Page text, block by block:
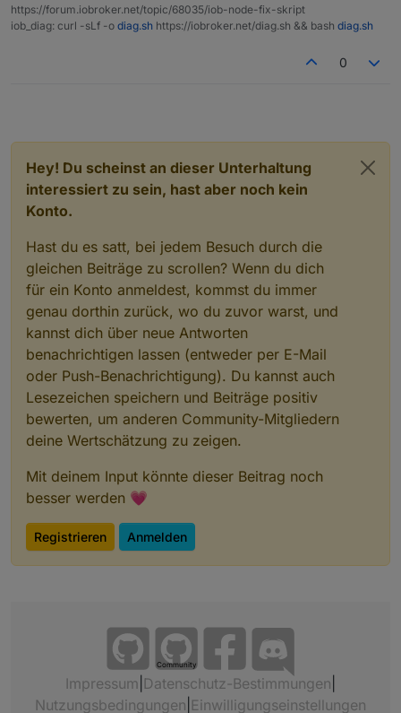
https://forum.iobroker.net/topic/68035/iob-node-fix-skript
iob_diag: curl -sLf -o diag.sh https://iobroker.net/diag.sh && bash diag.sh
0
Hey! Du scheinst an dieser Unterhaltung
interessiert zu sein, hast aber noch kein
Konto.
Hast du es satt, bei jedem Besuch durch die
gleichen Beiträge zu scrollen? Wenn du dich
für ein Konto anmeldest, kommst du immer
genau dorthin zurück, wo du zuvor warst, und
kannst dich über neue Antworten
benachrichtigen lassen (entweder per E-Mail
oder Push-Benachrichtigung). Du kannst auch
Lesezeichen speichern und Beiträge positiv
bewerten, um anderen Community-Mitgliedern
deine Wertschätzung zu zeigen.
Mit deinem Input könnte dieser Beitrag noch
besser werden 💗
Registrieren Anmelden
Community
Impressum Datenschutz-Bestimmungen
Nutzungsbedingungen Einwilligungseinstellungen